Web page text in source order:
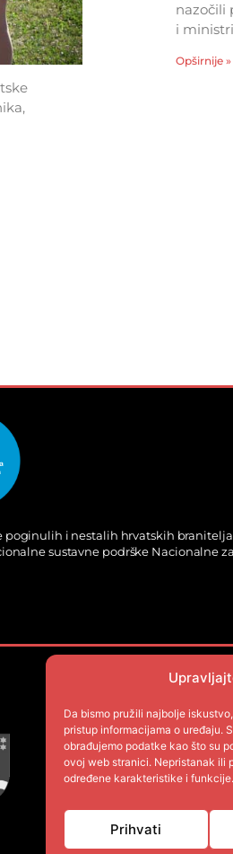
Da bismo pružili najbolje
pristup informacijama o uređaju.
obrađujemo podatke kao što su
ovoj web stranici. Nepristanak ili
određene karakteristike i funkcije.
Prihvati
nazočili
i ministri
Opširnije »
poginulih i nestalih hrvatskih
sustavne podrške Nacionalne